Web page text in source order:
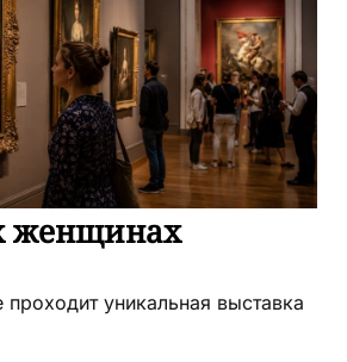
женщинах
уникальная выставка